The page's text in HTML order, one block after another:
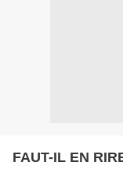
FAUT-IL EN